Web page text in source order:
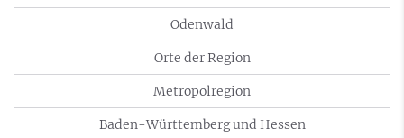
Odenwald
Orte der Region
Metropolregion
Baden-Württemberg und Hessen